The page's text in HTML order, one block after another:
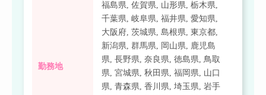
勤務地
福島県,佐賀県, 山形県,栃木県,
千葉県,岐阜県,福井県,愛知県,
大阪府,茨城県,島根県,東京都,
新潟県,群馬県, 岡山県, 鹿児島
県,長野県,奈良県,徳島県,鳥取
県,宮城県,秋田県,福岡県, 山口
県,青森県,香川県,埼玉県,岩手